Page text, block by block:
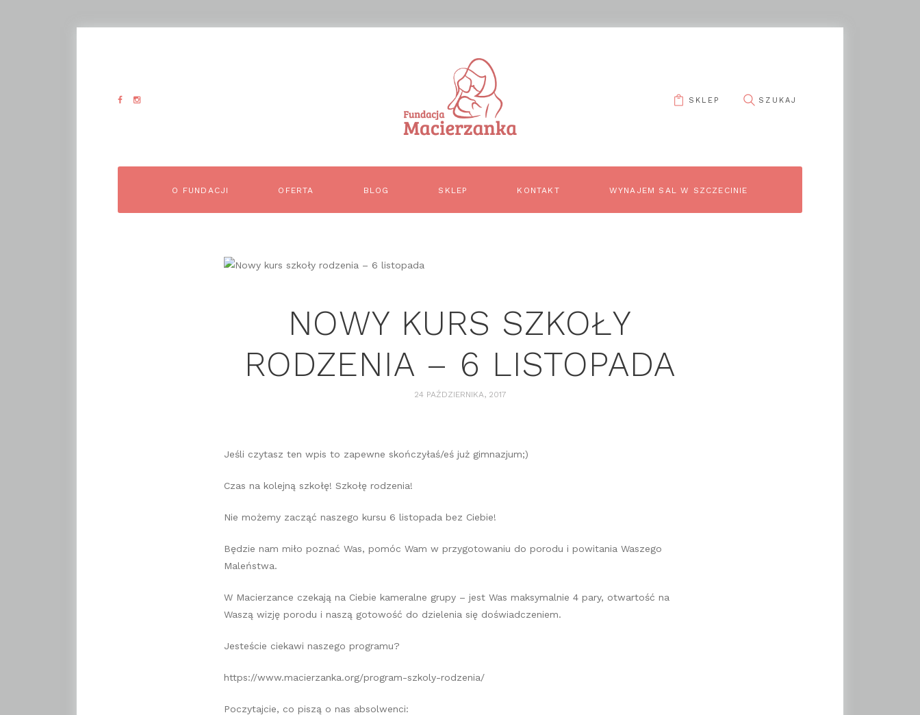
SKLEP
O FUNDACJI OFERTA BLOG SKLEP KONTAKT WYNAJEM SAL W SZCZECINIE
NOWY KURS SZKOŁY
RODZENIA – 6 LISTOPADA
24 PAŹDZIERNIKA, 2017
Jeśli czytasz ten wpis to zapewne skończyłaś/eś już gimnazjum;)
Czas na kolejną szkołę! Szkołę rodzenia!
Nie możemy zacząć naszego kursu 6 listopada bez Ciebie!
Będzie nam miło poznać Was, pomóc Wam w przygotowaniu do porodu i powitania Waszego
Maleństwa.
W Macierzance czekają na Ciebie kameralne grupy – jest Was maksymalnie 4 pary, otwartość na
Waszą wizję porodu i naszą gotowość do dzielenia się doświadczeniem.
Jesteście ciekawi naszego programu?
https://www.macierzanka.org/program-szkoly-rodzenia/
Poczytajcie, co piszą o nas absolwenci: